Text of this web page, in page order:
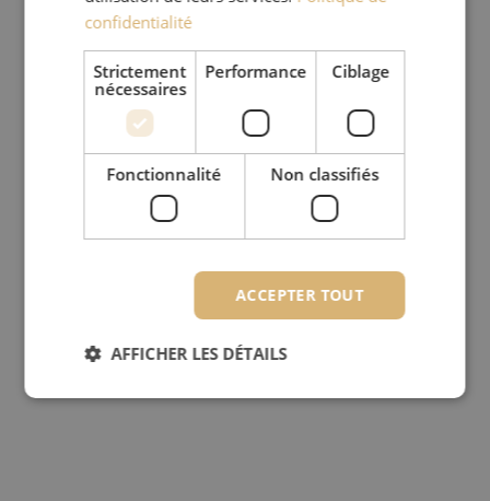
confidentialité
Strictement
nécessaires
Performance Ciblage
Fonctionnalité Non classifiés
ACCEPTER TOUT
AFFICHER LES DÉTAILS